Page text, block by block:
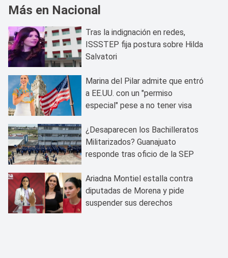
Más en Nacional
Tras la indignación en redes,
ISSSTEP fija postura sobre Hilda
Salvatori
Marina del Pilar admite que entró
a EE.UU. con un "permiso
especial" pese a no tener visa
¿Desaparecen los Bachilleratos
Militarizados? Guanajuato
responde tras oficio de la SEP
Ariadna Montiel estalla contra
diputadas de Morena y pide
suspender sus derechos